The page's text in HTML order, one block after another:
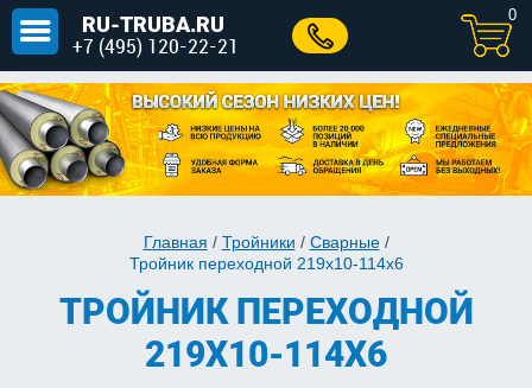
RU-TRUBA.RU
+7 (495) 120-22-21
0
Главная / Тройники / Сварные/
Тройник переходной 219х10-114х6
ТРОЙНИК ПЕРЕХОДНОЙ
219Х10-114Х6